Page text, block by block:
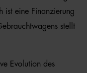
ist eine Finanzierung
stellt
Evolution des